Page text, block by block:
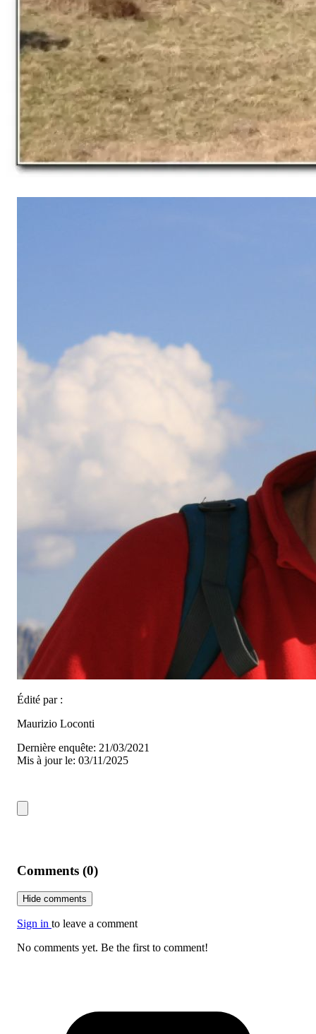
Édité par :
Maurizio Loconti
Dernière enquête: 21/03/2021
Mis à jour le: 03/11/2025
Comments (0)
Hide comments
Sign in to leave a comment
No comments yet. Be the first to comment!